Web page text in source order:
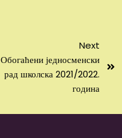
Next
Обогаћени једносменски
рад школска 2021/2022.
година